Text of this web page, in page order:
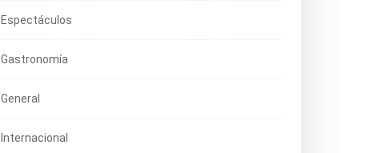
Espectáculos
Gastronomía
General
Internacional